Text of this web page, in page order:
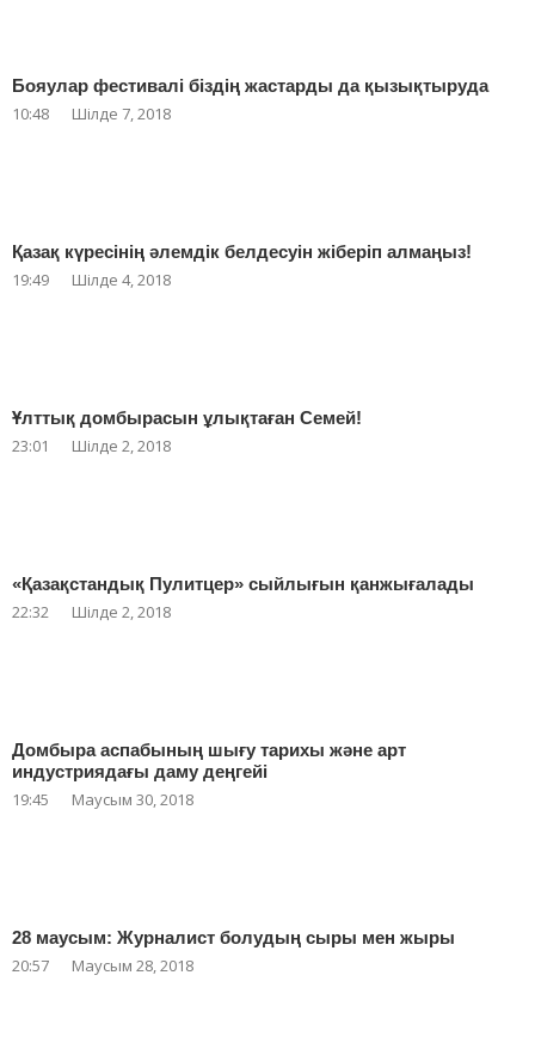
Бояулар фестивалі біздің жастарды да қызықтыруда
10:48 Шілде 7, 2018
Қазақ күресінің әлемдік белдесуін жіберіп алмаңыз!
19:49 Шілде 4, 2018
Ұлттық домбырасын ұлықтаған Семей!
23:01 Шілде 2, 2018
«Қазақстандық Пулитцер» сыйлығын қанжығалады
22:32 Шілде 2, 2018
Домбыра аспабының шығу тарихы және арт
индустриядағы даму деңгейі
19:45 Маусым 30, 2018
28 маусым: Журналист болудың сыры мен жыры
20:57 Маусым 28, 2018